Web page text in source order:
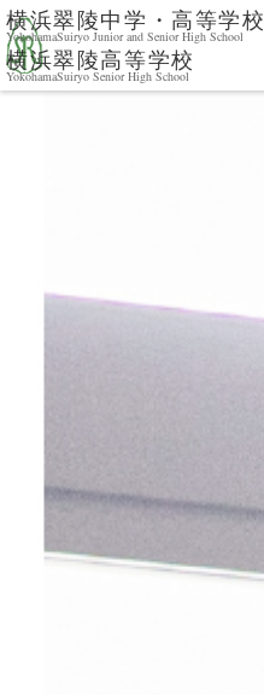
横浜翠陵中学・高等学校
YokohamaSuiryo Junior and Senior High School
横浜翠陵高等学校
YokohamaSuiryo Senior High School